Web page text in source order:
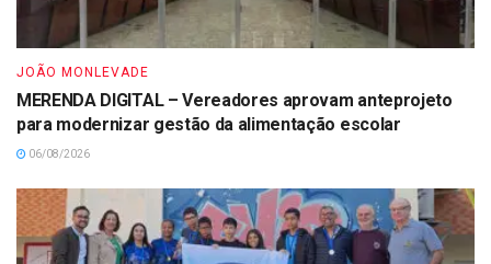
JOÃO MONLEVADE
MERENDA DIGITAL – Vereadores aprovam anteprojeto
para modernizar gestão da alimentação escolar
06/08/2026